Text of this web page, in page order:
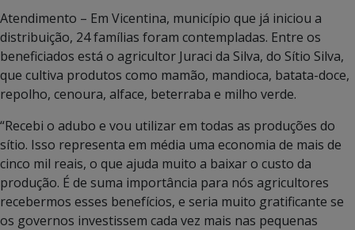
Atendimento – Em Vicentina, município que já iniciou a
distribuição, 24 famílias foram contempladas. Entre os
beneficiados está o agricultor Juraci da Silva, do Sítio Silva,
que cultiva produtos como mamão, mandioca, batata-doce,
repolho, cenoura, alface, beterraba e milho verde.
“Recebi o adubo e vou utilizar em todas as produções do
sítio. Isso representa em média uma economia de mais de
cinco mil reais, o que ajuda muito a baixar o custo da
produção. É de suma importância para nós agricultores
recebermos esses benefícios, e seria muito gratificante se
os governos investissem cada vez mais nas pequenas